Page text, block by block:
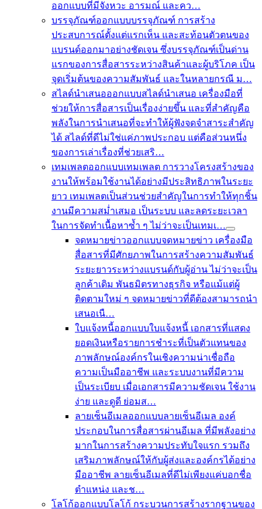
ออกแบบที่มีจังหวะ อารมณ์ และคว…
บรรจุภัณฑ์ออกแบบบรรจุภัณฑ์ การสร้าง
ประสบการณ์ตั้งแต่แรกเห็น และสะท้อนตัวตนของ
แบรนด์ออกมาอย่างชัดเจน ซึ่งบรรจุภัณฑ์เป็นด่าน
แรกของการสื่อสารระหว่างสินค้าและผู้บริโภค เป็น
จุดเริ่มต้นของความสัมพันธ์ และในหลายกรณี ม…
สไลด์นำเสนอออกแบบสไลด์นำเสนอ เครื่องมือที่
ช่วยให้การสื่อสารเป็นเรื่องง่ายขึ้น และที่สำคัญคือ
พลังในการนำเสนอที่จะทำให้ผู้ฟังจดจำสาระสำคัญ
ได้ สไลด์ที่ดีไม่ใช่แค่ภาพประกอบ แต่คือส่วนหนึ่ง
ของการเล่าเรื่องที่ช่วยเสริ…
เทมเพลตออกแบบเทมเพลต การวางโครงสร้างของ
งานให้พร้อมใช้งานได้อย่างมีประสิทธิภาพในระยะ
ยาว เทมเพลตเป็นส่วนช่วยสำคัญในการทำให้ทุกชิ้น
งานมีความสม่ำเสมอ เป็นระบบ และลดระยะเวลา
ในการจัดทำเนื้อหาซ้ำ ๆ ไม่ว่าจะเป็นเทมเ…
จดหมายข่าวออกแบบจดหมายข่าว เครื่องมือ
สื่อสารที่มีศักยภาพในการสร้างความสัมพันธ์
ระยะยาวระหว่างแบรนด์กับผู้อ่าน ไม่ว่าจะเป็น
ลูกค้าเดิม พันธมิตรทางธุรกิจ หรือแม้แต่ผู้
ติดตามใหม่ ๆ จดหมายข่าวที่ดีต้องสามารถนำ
เสนอเนื…
ใบแจ้งหนี้ออกแบบใบแจ้งหนี้ เอกสารที่แสดง
ยอดเงินหรือรายการชำระที่เป็นตัวแทนของ
ภาพลักษณ์องค์กรในเชิงความน่าเชื่อถือ
ความเป็นมืออาชีพ และระบบงานที่มีความ
เป็นระเบียบ เมื่อเอกสารมีความชัดเจน ใช้งาน
ง่าย และดูดี ย่อมส…
ลายเซ็นอีเมลออกแบบลายเซ็นอีเมล องค์
ประกอบในการสื่อสารผ่านอีเมล ที่มีพลังอย่าง
มากในการสร้างความประทับใจแรก รวมถึง
เสริมภาพลักษณ์ให้กับผู้ส่งและองค์กรได้อย่าง
มืออาชีพ ลายเซ็นอีเมลที่ดีไม่เพียงแค่บอกชื่อ
ตำแหน่ง และช…
โลโก้ออกแบบโลโก้ กระบวนการสร้างรากฐานของ